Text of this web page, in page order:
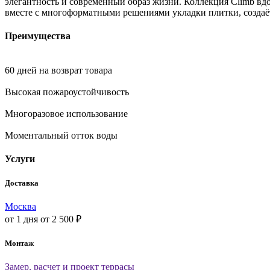
вместе с многоформатными решениями укладки плитки,
Преимущества
60 дней на возврат товара
Высокая пожароустойчивость
Многоразовое использование
Моментальный отток воды
Услуги
Доставка
Москва
от 1 дня от 2 500 ₽
Монтаж
Замер, расчет и проект террасы